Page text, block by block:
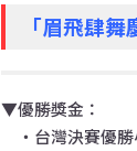
「眉飛肆
▼優勝獎金：
・台灣決賽優